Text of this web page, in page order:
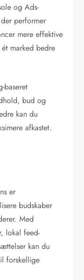
og Ads-
performer
mere effektive
marked bedre
baseret
bud og
kan du
afkastet.
er
budskaber
Med
lokal feed-
kan du
forskellige